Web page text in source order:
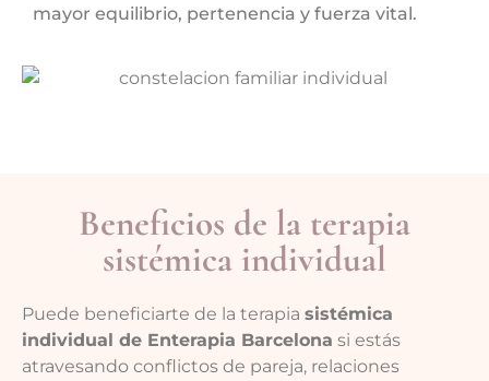
mayor equilibrio, pertenencia y fuerza vital.
Beneficios de la terapia
sistémica individual
Puede beneficiarte de la terapia sistémica
individual de Enterapia Barcelona si estás
atravesando conflictos de pareja, relaciones